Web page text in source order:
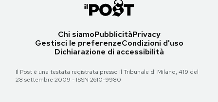
Chi siamoPubblicitàPrivacy
Gestisci le preferenzeCondizioni d'uso
Dichiarazione di accessibilità
Il Post è una testata registrata presso il Tribunale di Milano, 419 del
28 settembre 2009 - ISSN 2610-9980